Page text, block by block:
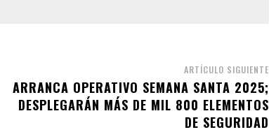
ARTÍCULO SIGUIENTE
ARRANCA OPERATIVO SEMANA SANTA 2025;
DESPLEGARÁN MÁS DE MIL 800 ELEMENTOS
DE SEGURIDAD